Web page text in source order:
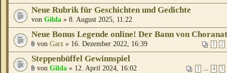
Neue Rubrik für Geschichten und Gedichte
von Gilda » 8. August 2025, 11:22
Neue Bonus Legende online! Der Bann von Choranat
1 2
von Garz » 16. Dezember 2022, 16:39
Steppenbüffel Gewinnspiel
1 ... 4 5
von Gilda » 12. April 2024, 16:02